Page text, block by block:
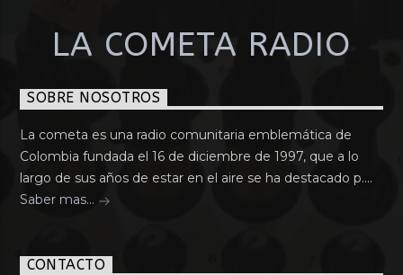
LA COMETA RADIO
SOBRE NOSOTROS
La cometa es una radio comunitaria emblemática de
Colombia fundada el 16 de diciembre de 1997, que a lo
largo de sus años de estar en el aire se ha destacado p....
Saber mas...
CONTACTO